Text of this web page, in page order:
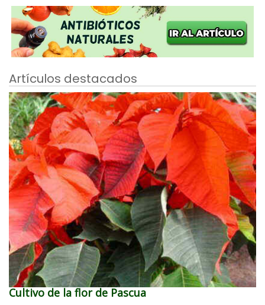
Artículos destacados
Cultivo de la flor de Pascua